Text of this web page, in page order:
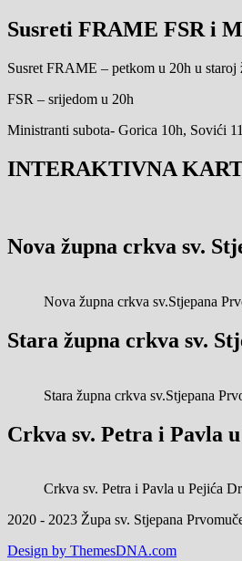
Susreti FRAME FSR i
Susret FRAME – petkom u 20h u staroj
FSR – srijedom u 20h
Ministranti subota- Gorica 10h, Sovići
INTERAKTIVNA
Nova župna crkva sv.
Nova župna crkva sv.Stjepana
Stara župna crkva sv.
Stara župna crkva sv.Stjepana
Crkva sv. Petra i Pavla
Crkva sv. Petra i Pavla u Pejića
2020 - 2023 Župa sv. Stjepana
Design by ThemesDNA.com